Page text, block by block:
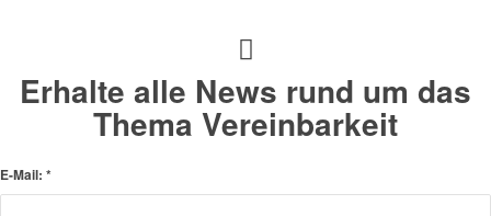
Erhalte alle News rund um das
Thema Vereinbarkeit
E-Mail: *